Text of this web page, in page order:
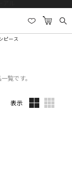
ピース
覧です。
表示